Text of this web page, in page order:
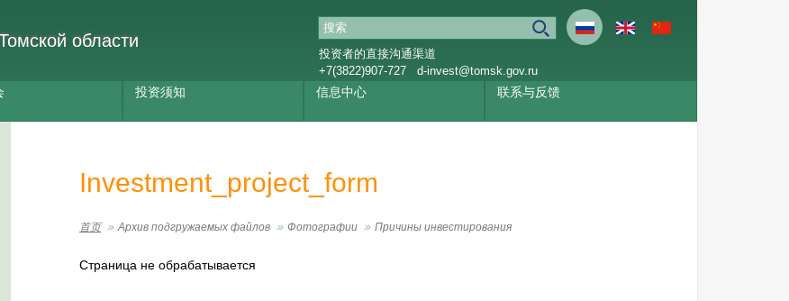
области
投资者的直接沟通渠道
+7(3822)907-727
d-invest@tomsk.gov.ru
投资须知 信息中心 联系与反馈
Investment_project_form
首页 Архив подгружаемых файлов Фотографии Причины инвестирования
Страница не обрабатывается